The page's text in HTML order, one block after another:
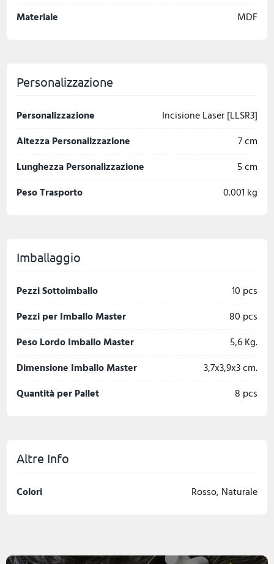
Materiale
MDF
Personalizzazione
Personalizzazione
Incisione Laser [LLSR3]
Altezza Personalizzazione
7 cm
Lunghezza Personalizzazione
5 cm
Peso Trasporto
0.001 kg
Imballaggio
Pezzi Sottoimballo
10 pcs
Pezzi per Imballo Master
80 pcs
Peso Lordo Imballo Master
5,6 Kg.
Dimensione Imballo Master
3,7x3,9x3 cm.
Quantità per Pallet
8 pcs
Altre Info
Colori Rosso, Naturale